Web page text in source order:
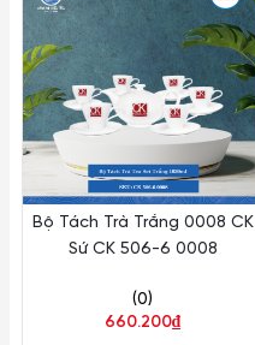
Bộ Tách Trà Trắng 0008 CK
Sứ CK 506-6 0008
(0)
660.200₫